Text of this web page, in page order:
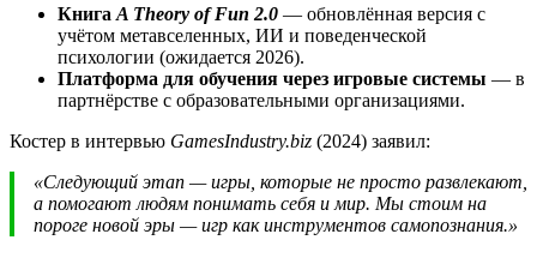
Книга A Theory of Fun 2.0 — обновлённая версия с
учётом метавселенных, ИИ и поведенческой
психологии (ожидается 2026).
Платформа для обучения через игровые системы — в
партнёрстве с образовательными организациями.
Костер в интервью GamesIndustry.biz (2024) заявил:
«Следующий этап — игры, которые не просто развлекают,
а помогают людям понимать себя и мир. Мы стоим на
пороге новой эры — игр как инструментов самопознания.»